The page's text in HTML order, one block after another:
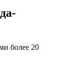
более 20